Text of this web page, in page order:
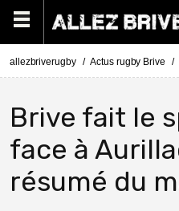
allezbriverugby Actus rugby Brive
Brive fait le
face à
résumé du